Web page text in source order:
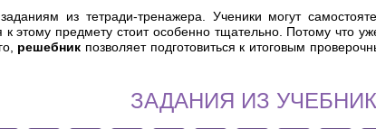
из тетради-тренажера. Ученики могут
этому предмету стоит особенно тщательно. Потому что
решебник позволяет подготовиться к итоговым
ЗАДАНИЯ ИЗ